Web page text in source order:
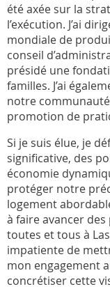
été axée sur la
l’exécution. J’ai
mondiale de
conseil
présidé une
familles. J’ai
notre
promotion de
Si je suis élue, je
significative, des
économie
protéger notre
logement
à faire avancer
toutes et tous à
impatiente de
mon engagement
concrétiser cette